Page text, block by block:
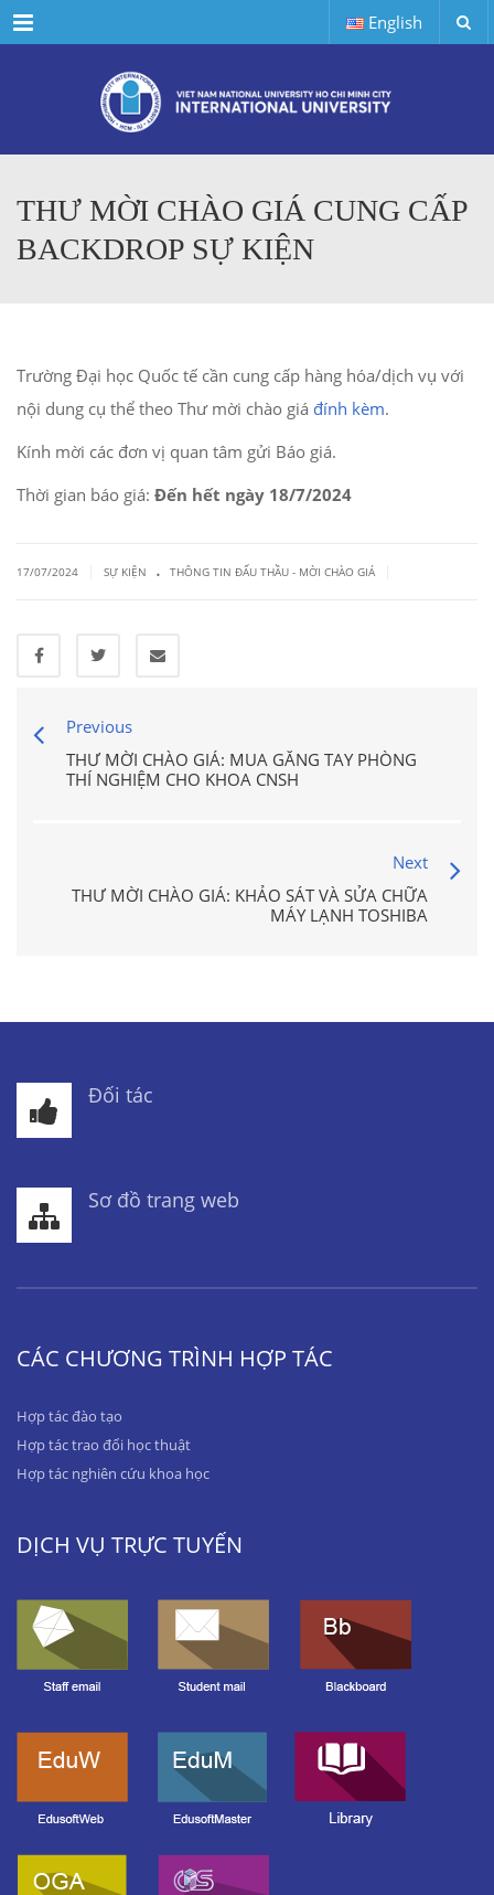
Menu English
THƯ MỜI CHÀO GIÁ CUNG CẤP
BACKDROP SỰ KIỆN
Trường Đại học Quốc tế cần cung cấp hàng hóa/dịch vụ với
nội dung cụ thể theo Thư mời chào giá đính kèm.
Kính mời các đơn vị quan tâm gửi Báo giá.
Thời gian báo giá: Đến hết ngày 18/7/2024
17/07/2024 SỰ KIỆN . THÔNG TIN ĐẤU THẦU - MỜI CHÀO GIÁ
Previous
THƯ MỜI CHÀO GIÁ: MUA GĂNG TAY PHÒNG
THÍ NGHIỆM CHO KHOA CNSH
Next
THƯ MỜI CHÀO GIÁ: KHẢO SÁT VÀ SỬA CHỮA
MÁY LẠNH TOSHIBA
Đối tác
Sơ đồ trang web
CÁC CHƯƠNG TRÌNH HỢP TÁC
Hợp tác đào tạo
Hợp tác trao đổi học thuật
Hợp tác nghiên cứu khoa học
DỊCH VỤ TRỰC TUYẾN